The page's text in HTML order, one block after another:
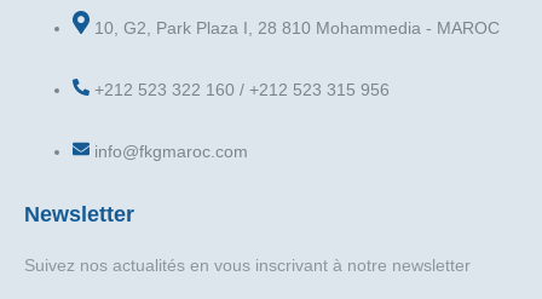
10, G2, Park Plaza I, 28 810 Mohammedia - MAROC
+212 523 322 160 / +212 523 315 956
info@fkgmaroc.com
Newsletter
Suivez nos actualités en vous inscrivant à notre newsletter